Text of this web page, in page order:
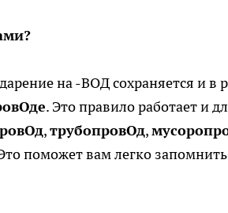
на -ВОД сохраняется и в
. Это правило работает и
,трубопровОд,
поможет вам легко запомнить